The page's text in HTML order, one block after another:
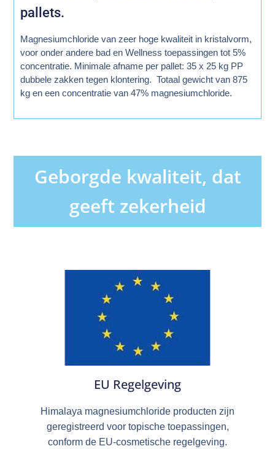
pallets.
Magnesiumchloride van zeer hoge kwaliteit in kristalvorm,
voor onder andere bad en Wellness toepassingen tot 5%
concentratie. Minimale afname per pallet: 35 x 25 kg PP
dubbele zakken tegen klontering. Totaal gewicht van 875
kg en een concentratie van 47% magnesiumchloride.
Geborgde kwaliteit, dat
geeft zekerheid
EU Regelgeving
Himalaya magnesiumchloride producten zijn
geregistreerd voor topische toepassingen,
conform de EU-cosmetische regelgeving.